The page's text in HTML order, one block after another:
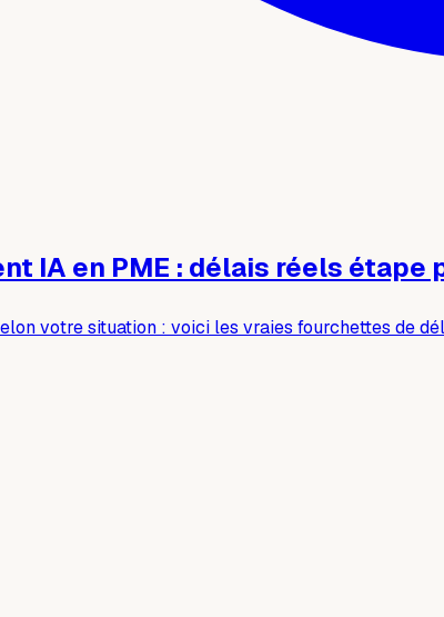
IA en PME : délais réels étape
votre situation : voici les vraies fourchettes de